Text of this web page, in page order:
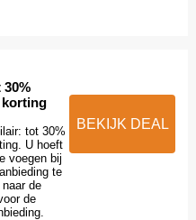
korting
tot 30%
U hoeft
voegen bij
te
de
de
BEKIJK DEAL